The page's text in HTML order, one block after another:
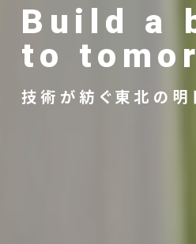
Build a
to
技術が紡ぐ東北の明